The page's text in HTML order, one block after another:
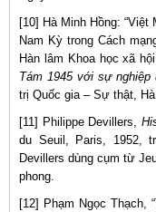
[10] Hà Minh Hồng:
Nam Kỳ trong Cách
Hàn lâm Khoa học xã
Tám 1945 với sự
trị Quốc gia – Sự thật,
[11] Philippe Devillers,
du Seuil, Paris, 1952,
Devillers dùng cụm từ
phong.
[12] Phạm Ngọc Thạch,